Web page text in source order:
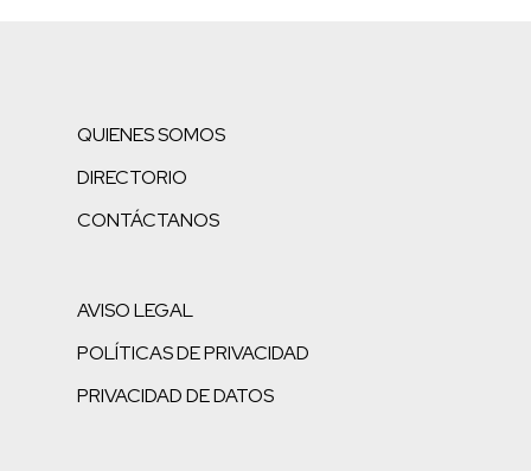
QUIENES SOMOS
DIRECTORIO
CONTÁCTANOS
AVISO LEGAL
POLÍTICAS DE PRIVACIDAD
PRIVACIDAD DE DATOS